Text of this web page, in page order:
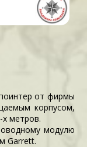
от фирмы
корпусом,
метров.
модулю
Garrett.